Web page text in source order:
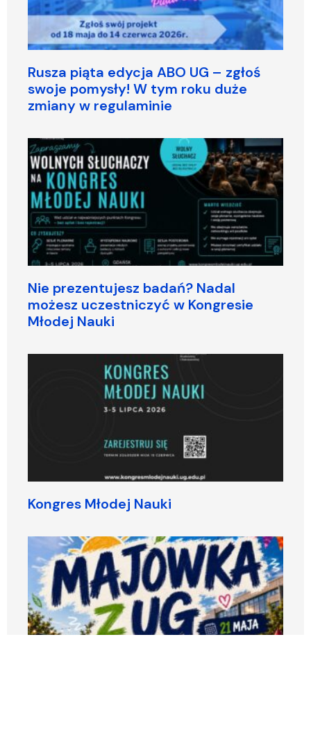
Rusza piąta edycja ABO UG – zgłoś
swoje pomysły! W tym roku duże
zmiany w regulaminie
Nie prezentujesz badań? Nadal
możesz uczestniczyć w Kongresie
Młodej Nauki
Kongres Młodej Nauki